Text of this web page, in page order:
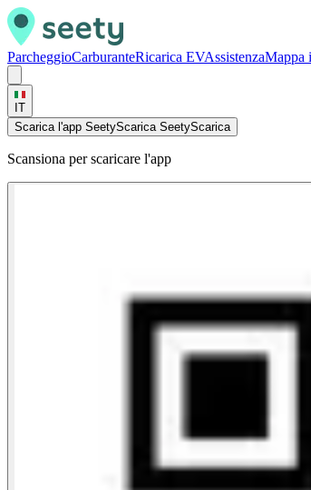
ParcheggioCarburanteRicarica EVAssistenzaMappa
IT
Scarica l'app SeetyScarica SeetyScarica
Scansiona per scaricare l'app